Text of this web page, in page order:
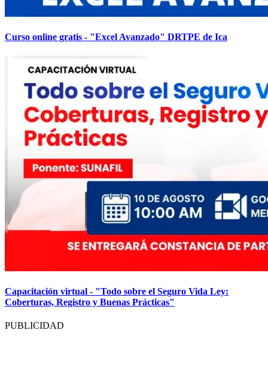
Curso online gratis - "Excel Avanzado" DRTPE de Ica
Capacitación virtual - "Todo sobre el Seguro Vida Ley:
Coberturas, Registro y Buenas Prácticas"
PUBLICIDAD